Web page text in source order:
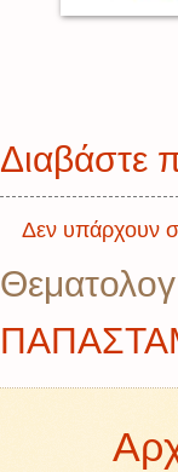
Διαβάστε
Δεν υπάρχουν